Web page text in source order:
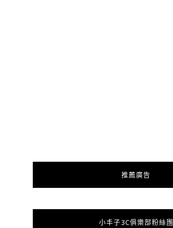
推薦廣告
小丰子3C俱樂部粉絲團